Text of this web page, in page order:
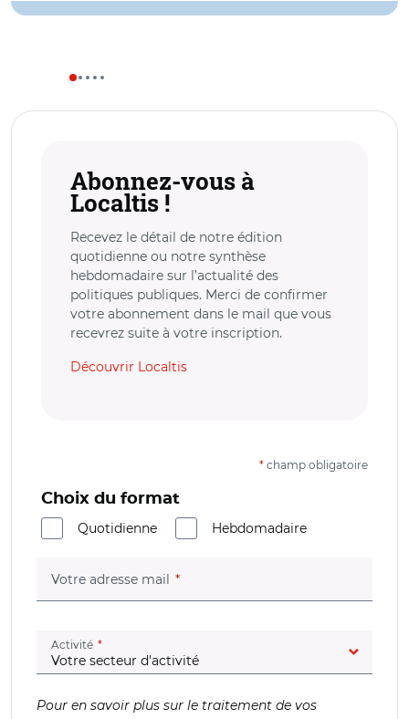
Abonnez-vous à
Localtis !
Recevez le détail de notre édition
quotidienne ou notre synthèse
hebdomadaire sur l’actualité des
politiques publiques. Merci de confirmer
votre abonnement dans le mail que vous
recevrez suite à votre inscription.
Découvrir Localtis
* champ obligatoire
Choix du format
Quotidienne
Hebdomadaire
Votre adresse mail (champ obligatoire)
Activité (champ obligatoire)
Pour en savoir plus sur le traitement de vos